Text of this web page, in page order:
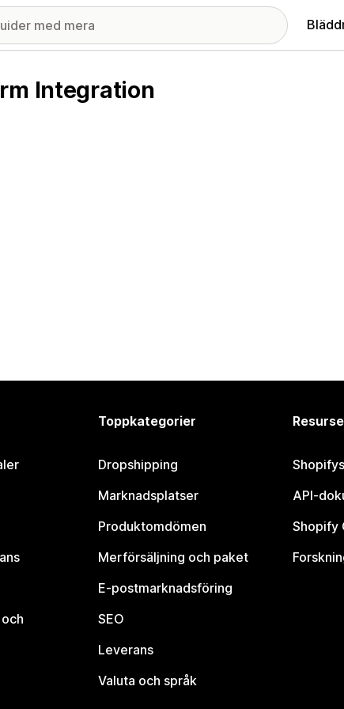
Integration
Toppkategorier
Dropshipping
Marknadsplatser
Produktomdömen
Merförsäljning och paket
E-postmarknadsföring
SEO
Leverans
Valuta och språk
API-
Shopify